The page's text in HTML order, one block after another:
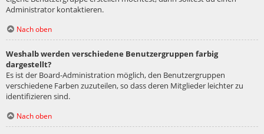
Administrator kontaktieren.
Nach oben
Weshalb werden verschiedene Benutzergruppen farbig
dargestellt?
Es ist der Board-Administration möglich, den Benutzergruppen
verschiedene Farben zuzuteilen, so dass deren Mitglieder leichter zu
identifizieren sind.
Nach oben